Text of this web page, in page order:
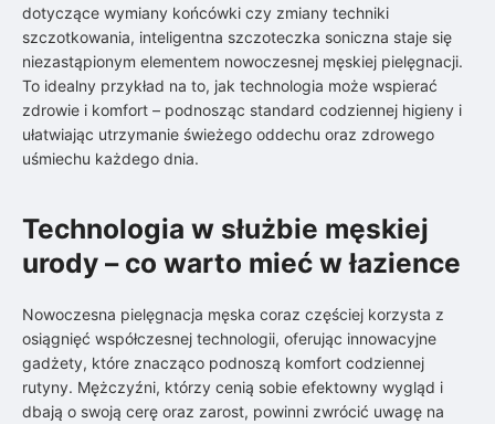
dotyczące wymiany końcówki czy zmiany techniki
szczotkowania, inteligentna szczoteczka soniczna staje się
niezastąpionym elementem nowoczesnej męskiej pielęgnacji.
To idealny przykład na to, jak technologia może wspierać
zdrowie i komfort – podnosząc standard codziennej higieny i
ułatwiając utrzymanie świeżego oddechu oraz zdrowego
uśmiechu każdego dnia.
Technologia w służbie męskiej
urody – co warto mieć w łazience
Nowoczesna pielęgnacja męska coraz częściej korzysta z
osiągnięć współczesnej technologii, oferując innowacyjne
gadżety, które znacząco podnoszą komfort codziennej
rutyny. Mężczyźni, którzy cenią sobie efektowny wygląd i
dbają o swoją cerę oraz zarost, powinni zwrócić uwagę na